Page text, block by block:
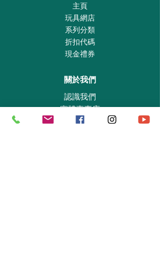
主頁
玩具網店
系列分類
折扣代碼
現金禮券
關於我們
認識我們
實體專賣店
敎育及慈善機構